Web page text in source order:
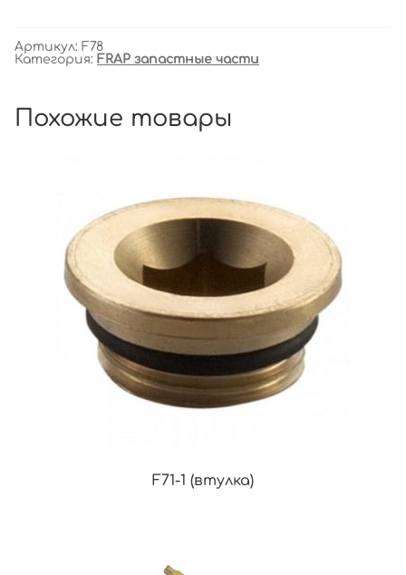
Артикул: F78
Категория: FRAP запастные части
Похожие товары
F71-1 (втулка)